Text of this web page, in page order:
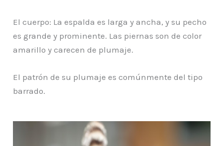
El cuerpo: La espalda es larga y ancha, y su pecho
es grande y prominente. Las piernas son de color
amarillo y carecen de plumaje.
El patrón de su plumaje es comúnmente del tipo
barrado.